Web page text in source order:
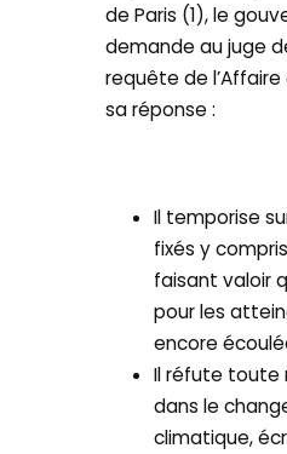
de Paris (1), le
demande au juge
requête de
sa réponse :
Il temporise
fixés y
faisant valoir
pour les
encore
Il réfute toute
dans le
climatique,